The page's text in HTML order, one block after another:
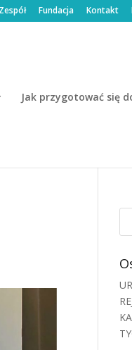
Fundacja Kontakt
Jak przygotować się